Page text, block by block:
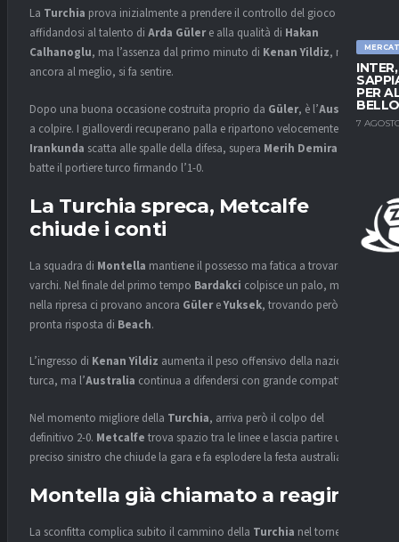
PER
7
La Turchia prova inizialmente a prendere il controllo del gioco
affidandosi al talento di Arda Gülere alla qualità di Hakan
Calhanoglu, ma l’assenza dal primo minuto di Kenan Yildiz, non
ancora al meglio, si fa sentire.
Dopo una buona occasione costruita proprio da Güler, è l’Australia
a colpire. I gialloverdi recuperano palla e ripartono velocemente:
Irankunda scatta alle spalle della difesa, supera Merih Demiral
batte il portiere turco firmando l’1-0.
La Turchia spreca, Metcalfe
chiude i conti
La squadra di Montella mantiene il possesso ma fatica a trovare
varchi. Nel finale del primo tempo Bardakci colpisce un palo, mentre
nella ripresa ci provano ancora GülereYuksek, trovando però la
pronta risposta di Beach.
L’ingresso di Kenan Yildiz aumenta il peso offensivo della nazionale
turca, ma l’Australia continua a difendersi con grande compattezza.
Nel momento migliore della Turchia, arriva però il colpo del
definitivo 2-0. Metcalfe trova spazio tra le linee e lascia partire un
preciso sinistro che chiude la gara e fa esplodere la festa australiana.
Montella già chiamato a reagire
La sconfitta complica subito il cammino della Turchia nel torneo. Per